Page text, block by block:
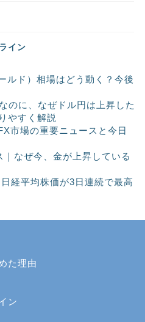
イン
ルド）相場はどう動く？今後
のに、なぜドル円は上昇した
やすく解説
市場の重要ニュースと今日
なぜ今、金が上昇している
経平均株価が3日連続で最高
た理由
ン